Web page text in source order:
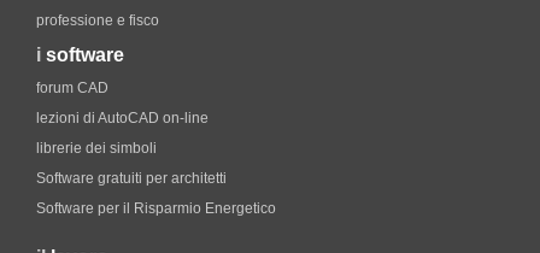
professione e fisco
i software
forum CAD
lezioni di AutoCAD on-line
librerie dei simboli
Software gratuiti per architetti
Software per il Risparmio Energetico